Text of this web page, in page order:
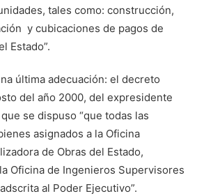
tales como: construcción,
y cubicaciones de pagos de
Estado”.
última adecuación: el decreto
del año 2000, del expresidente
se dispuso “que todas las
asignados a la Oficina
de Obras del Estado,
Oficina de Ingenieros Supervisores
al Poder Ejecutivo”.